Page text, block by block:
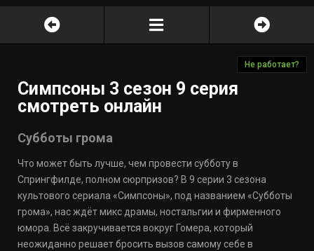
Не работает?
Симпсоны 3 сезон 9 серия
смотреть онлайн
Субботы грома
Что может быть лучше, чем провести субботу в
Спрингфилде, полном сюрпризов? В 9 серии 3 сезона
культового сериала «Симпсоны», под названием «Субботы
грома», нас ждёт микс драмы, ностальгии и фирменного
юмора. Всё закручивается вокруг Гомера, который
неожиданно решает бросить вызов самому себе в